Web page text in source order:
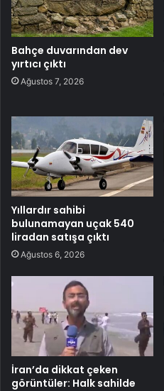
Bahçe duvarından dev
yırtıcı çıktı
Ağustos 7, 2026
Yıllardır sahibi
bulunamayan uçak 540
liradan satışa çıktı
Ağustos 6, 2026
İran’da dikkat çeken
görüntüler: Halk sahilde